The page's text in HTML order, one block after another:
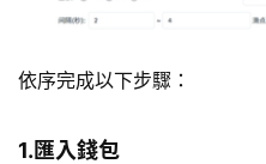
依序完成以下步驟：
1.匯入錢包